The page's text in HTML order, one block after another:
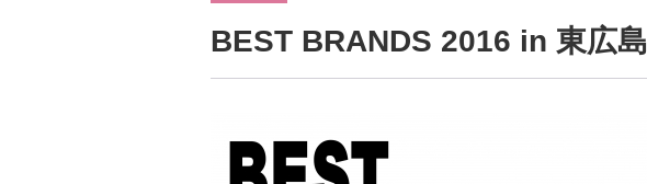
BEST BRANDS 2016 in 東広島